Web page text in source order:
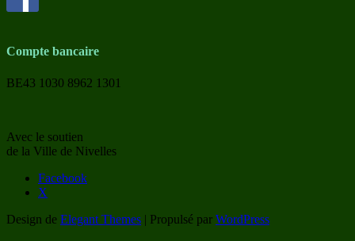
Compte bancaire
BE43 1030 8962 1301
Avec le soutien
de la Ville de Nivelles
Facebook
X
Design de Elegant Themes | Propulsé par WordPress